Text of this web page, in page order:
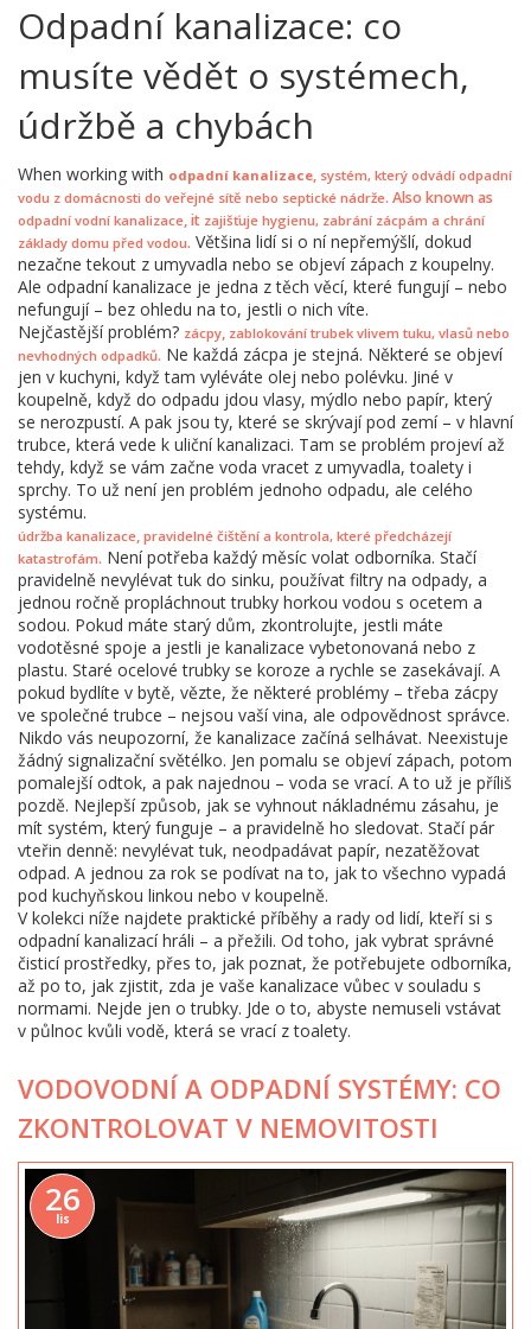
Odpadní kanalizace: co
musíte vědět o systémech,
údržbě a chybách
When working with odpadní kanalizace, systém, který odvádí odpadní
vodu z domácnosti do veřejné sítě nebo septické nádrže. Also known as
odpadní vodní kanalizace, it zajišťuje hygienu, zabrání zácpám a chrání
základy domu před vodou. Většina lidí si o ní nepřemýšlí, dokud
nezačne tekout z umyvadla nebo se objeví zápach z koupelny.
Ale odpadní kanalizace je jedna z těch věcí, které fungují – nebo
nefungují – bez ohledu na to, jestli o nich víte.
Nejčastější problém? zácpy, zablokování trubek vlivem tuku, vlasů nebo
nevhodných odpadků. Ne každá zácpa je stejná. Některé se objeví
jen v kuchyni, když tam vyléváte olej nebo polévku. Jiné v
koupelně, když do odpadu jdou vlasy, mýdlo nebo papír, který
se nerozpustí. A pak jsou ty, které se skrývají pod zemí – v hlavní
trubce, která vede k uliční kanalizaci. Tam se problém projeví až
tehdy, když se vám začne voda vracet z umyvadla, toalety i
sprchy. To už není jen problém jednoho odpadu, ale celého
systému.
údržba kanalizace, pravidelné čištění a kontrola, které předcházejí
katastrofám. Není potřeba každý měsíc volat odborníka. Stačí
pravidelně nevylévat tuk do sinku, používat filtry na odpady, a
jednou ročně propláchnout trubky horkou vodou s ocetem a
sodou. Pokud máte starý dům, zkontrolujte, jestli máte
vodotěsné spoje a jestli je kanalizace vybetonovaná nebo z
plastu. Staré ocelové trubky se koroze a rychle se zasekávají. A
pokud bydlíte v bytě, vězte, že některé problémy – třeba zácpy
ve společné trubce – nejsou vaší vina, ale odpovědnost správce.
Nikdo vás neupozorní, že kanalizace začíná selhávat. Neexistuje
žádný signalizační světélko. Jen pomalu se objeví zápach, potom
pomalejší odtok, a pak najednou – voda se vrací. A to už je příliš
pozdě. Nejlepší způsob, jak se vyhnout nákladnému zásahu, je
mít systém, který funguje – a pravidelně ho sledovat. Stačí pár
vteřin denně: nevylévat tuk, neodpadávat papír, nezatěžovat
odpad. A jednou za rok se podívat na to, jak to všechno vypadá
pod kuchyňskou linkou nebo v koupelně.
V kolekci níže najdete praktické příběhy a rady od lidí, kteří si s
odpadní kanalizací hráli – a přežili. Od toho, jak vybrat správné
čisticí prostředky, přes to, jak poznat, že potřebujete odborníka,
až po to, jak zjistit, zda je vaše kanalizace vůbec v souladu s
normami. Nejde jen o trubky. Jde o to, abyste nemuseli vstávat
v půlnoc kvůli vodě, která se vrací z toalety.
VODOVODNÍ A ODPADNÍ SYSTÉMY: CO
ZKONTROLOVAT V NEMOVITOSTI
26
lis